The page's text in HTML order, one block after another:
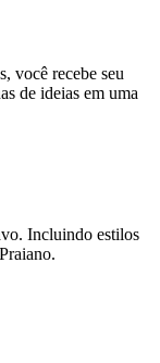
você recebe seu
de ideias em uma
Incluindo estilos